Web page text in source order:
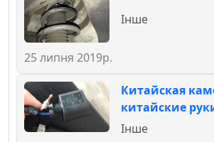
25 липня 2019р.
Інше
Китайская
китайские
Інше